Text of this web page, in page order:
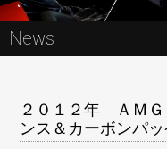
News
２０１２年 ＡＭ
ンス＆カーボンパ